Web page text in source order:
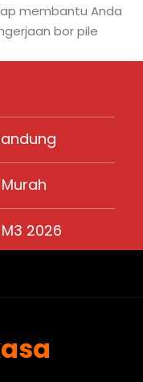
membantu Anda
bor pile
2026